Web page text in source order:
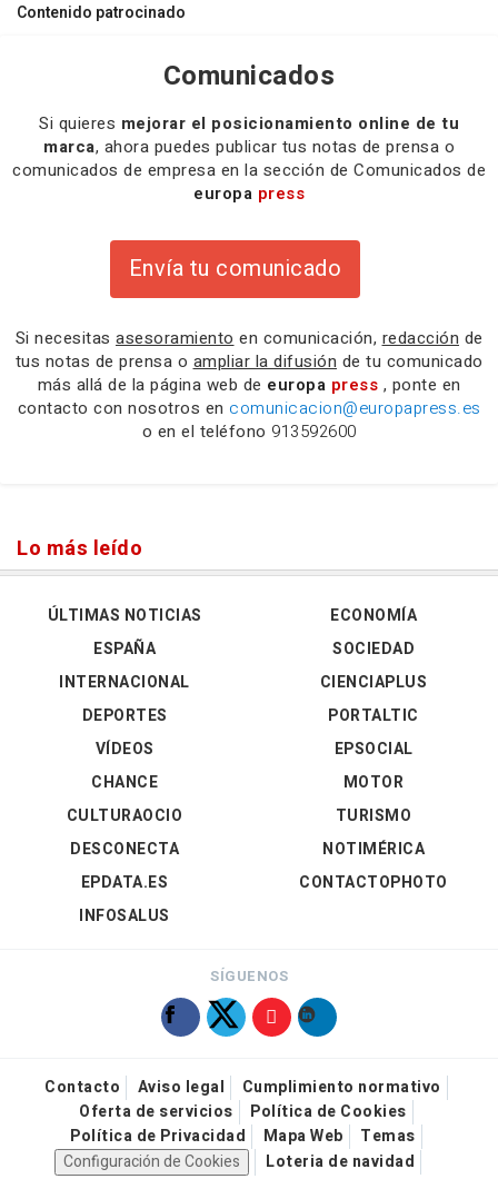
Contenido patrocinado
Comunicados
Si quieres mejorar el posicionamiento online de tu
marca, ahora puedes publicar tus notas de prensa o
comunicados de empresa en la sección de Comunicados de
europa press
Envía tu comunicado
Si necesitas asesoramiento en comunicación, redacción de
tus notas de prensa o ampliar la difusión de tu comunicado
más allá de la página web de europa press , ponte en
contacto con nosotros en comunicacion@europapress.es
o en el teléfono 913592600
Lo más leído
ÚLTIMAS NOTICIAS
ESPAÑA
INTERNACIONAL
DEPORTES
VÍDEOS
ECONOMÍA
SOCIEDAD
CIENCIAPLUS
PORTALTIC
EPSOCIAL
CHANCE
CULTURAOCIO
DESCONECTA
EPDATA.ES
INFOSALUS
MOTOR
TURISMO
NOTIMÉRICA
CONTACTOPHOTO
SÍGUENOS
Contacto Aviso legal
Cumplimiento normativo
Oferta de servicios
Política de Cookies
Política de Privacidad
Mapa Web
Temas
Configuración de Cookies
Loteria de navidad